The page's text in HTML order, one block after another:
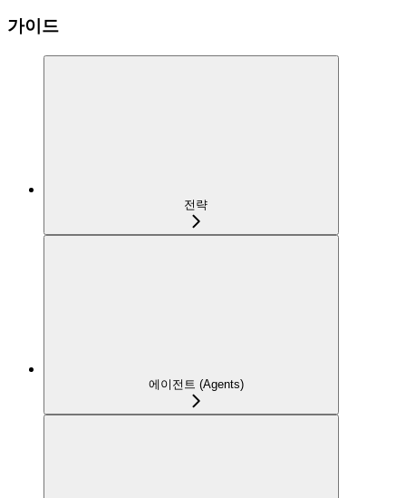
가이드
전략
에이전트 (Agents)